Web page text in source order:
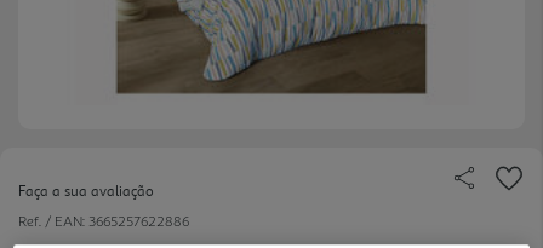
Faça a sua avaliação
Ref. / EAN: 3665257622886